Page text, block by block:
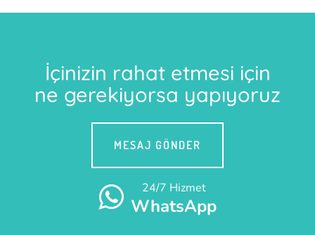
İçinizin rahat etmesi için
ne gerekiyorsa yapıyoruz
MESAJ GÖNDER
24/7 Hizmet
WhatsApp